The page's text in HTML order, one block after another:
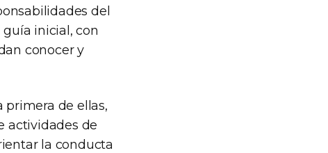
del
inicial, con
conocer y
primera de ellas,
actividades de
la conducta